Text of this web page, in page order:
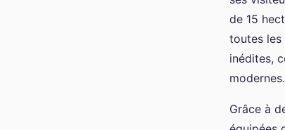
de 15
toutes les
inédites,
modernes.
Grâce à